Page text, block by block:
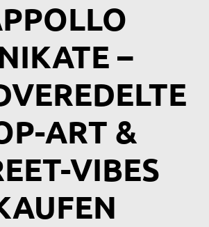
–
ART &
VIBES